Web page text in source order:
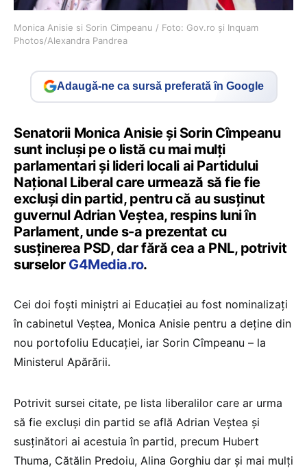
Monica Anisie si Sorin Cimpeanu / Foto: Gov.ro și Inquam
Photos/Alexandra Pandrea
Adaugă-ne ca sursă preferată în Google
Senatorii Monica Anisie și Sorin Cîmpeanu
sunt incluși pe o listă cu mai mulți
parlamentari și lideri locali ai Partidului
Național Liberal care urmează să fie fie
excluși din partid, pentru că au susținut
guvernul Adrian Veștea, respins luni în
Parlament, unde s-a prezentat cu
susținerea PSD, dar fără cea a PNL, potrivit
surselor G4Media.ro.
Cei doi foști miniștri ai Educației au fost nominalizați
în cabinetul Veștea, Monica Anisie pentru a deține din
nou portofoliu Educației, iar Sorin Cîmpeanu – la
Ministerul Apărării.
Potrivit sursei citate, pe lista liberalilor care ar urma
să fie excluși din partid se află Adrian Veștea și
susținători ai acestuia în partid, precum Hubert
Thuma, Cătălin Predoiu, Alina Gorghiu dar și mai mulți